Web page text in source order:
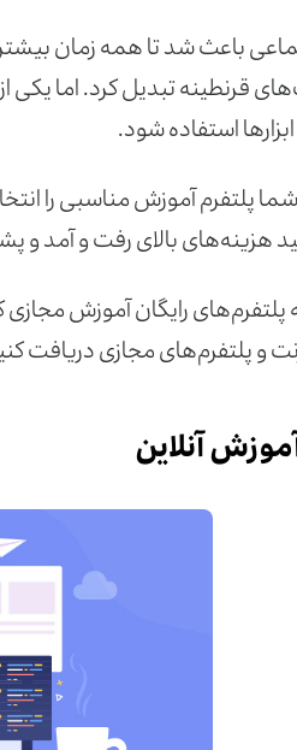
باعث شد تا همه زمان
قرنطینه تبدیل کرد. اما یکی
استفاده شود.
شما پلتفرم آموزش مناسبی را
هزینه‌های بالای رفت و آمد و
رایگان آموزش
و پلتفرم‌های مجازی دریافت
آنلاین